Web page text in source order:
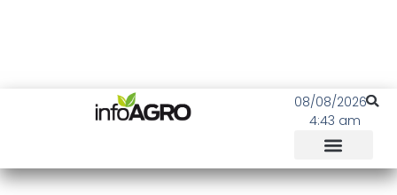
08/08/2026
4:43 am